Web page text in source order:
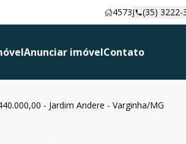
4573J (35) 3222-
Anunciar imóvelContato
- Jardim Andere - Varginha/MG